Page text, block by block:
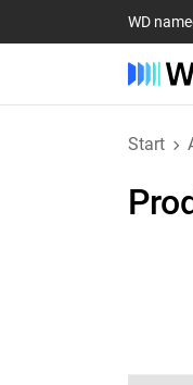
WD
Start